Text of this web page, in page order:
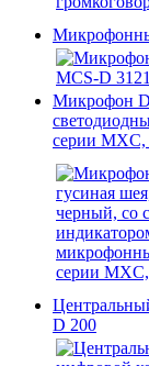
Микрофон
серии
D 200